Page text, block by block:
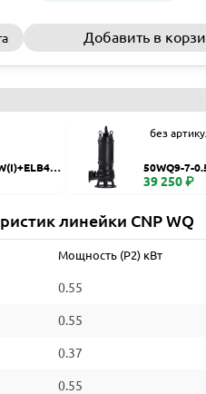
Добавить в
без
50WQ9-7-
WQ
39 250 ₽
линейки CNP WQ
Мощность (P2) кВт
0.55
0.55
0.37
0.55